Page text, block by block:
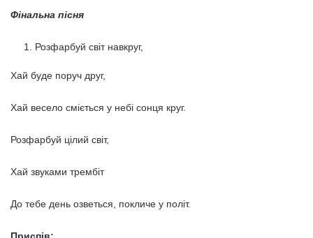
Фінальна пісня
Розфарбуй світ навкруг,
Хай буде поруч друг,
Хай весело сміється у небі сонця круг.
Розфарбуй цілий світ,
Хай звуками трембіт
До тебе день озветься, покличе у політ.